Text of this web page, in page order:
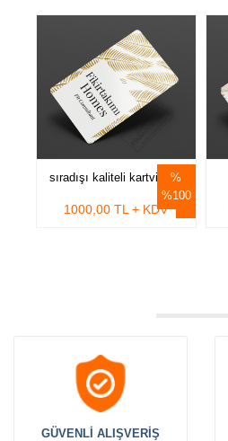
%100
sıradışı kaliteli kartvizitler
1000,00 TL + KDV
GÜVENLİ ALIŞVERİŞ